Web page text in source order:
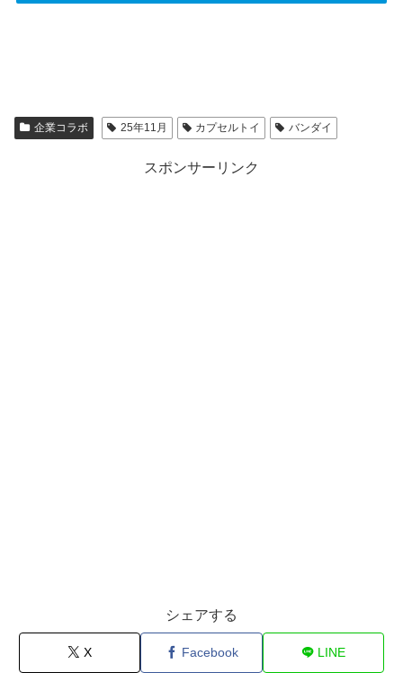
企業コラボ 25年11月 カプセルトイ バンダイ
スポンサーリンク
シェアする
X Facebook LINE